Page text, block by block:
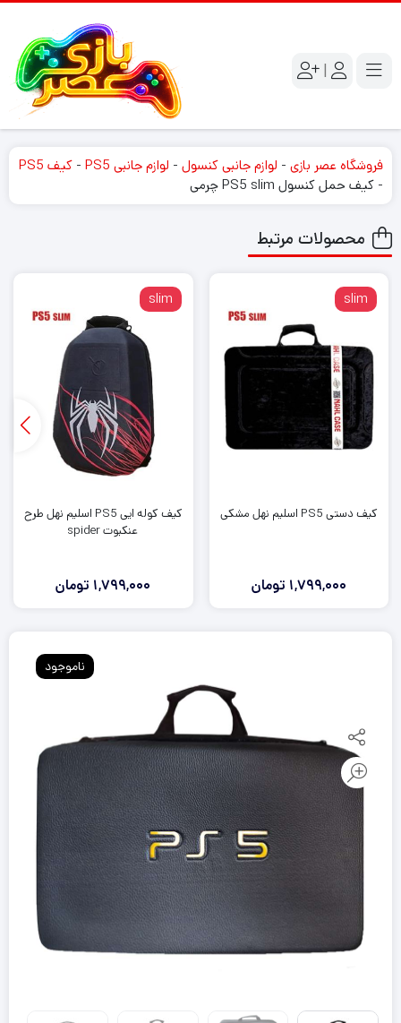
|
فروشگاه عصر بازی - لوازم جانبی کنسول - لوازم جانبی PS5 - کیف PS5
- کیف حمل کنسول PS5 slim چرمی
محصولات مرتبط
slim
کیف دستی PS5 اسلیم نهل مشکی
1,799,000 تومان
slim
کیف کوله ایی PS5 اسلیم نهل طرح
عنکبوت spider
1,799,000 تومان
ناموجود